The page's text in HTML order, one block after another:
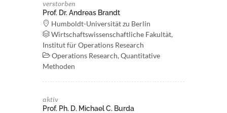
verstorben
Prof. Dr. Andreas Brandt
Humboldt-Universität zu Berlin
Wirtschaftswissenschaftliche Fakultät,
Institut für Operations Research
Operations Research, Quantitative
Methoden
aktiv
Prof. Ph. D. Michael C. Burda